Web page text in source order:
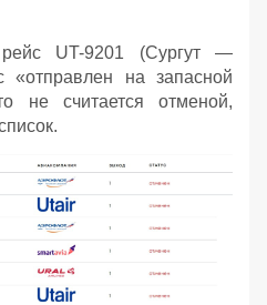
UT-9201 (Сургут —
«отправлен на запасной
не считается отменой,